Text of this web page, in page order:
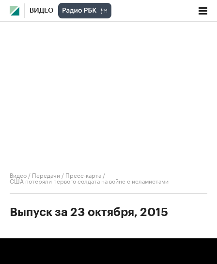
ВИДЕО
Видео / Передачи / Пресс-карта /
США потеряли первого солдата на войне с исламистами
Выпуск за 23 октября, 2015